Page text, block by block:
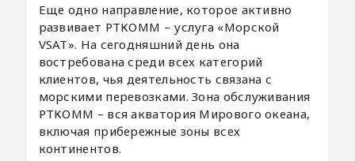
Еще одно направление, которое активно
развивает РТКОММ – услуга «Морской
VSAT». На сегодняшний день она
востребована среди всех категорий
клиентов, чья деятельность связана с
морскими перевозками. Зона обслуживания
РТКОММ – вся акватория Мирового океана,
включая прибережные зоны всех
континентов.